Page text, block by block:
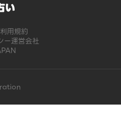
利用規約
ー運営会社
た | LINE占い